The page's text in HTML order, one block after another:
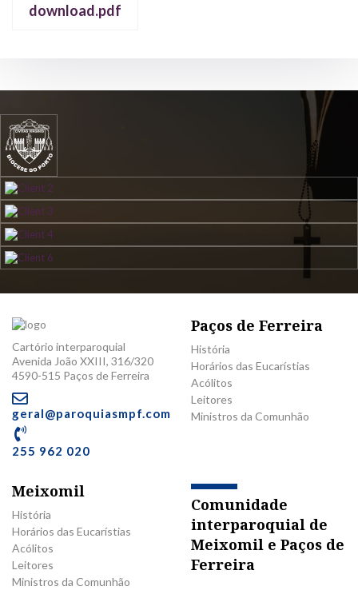
download.pdf
Cartório interparoquial
Avenida João XXIII, 316/320
4590-515 Paços de Ferreira
geral@paroquiasmpf.com
255 962 020
Paços de Ferreira
História
Horários das Eucarístias
Acólitos
Leitores
Ministros da Comunhão
Meixomil
História
Horários das Eucarístias
Acólitos
Leitores
Ministros da Comunhão
Comunidade
interparoquial de
Meixomil e Paços de
Ferreira